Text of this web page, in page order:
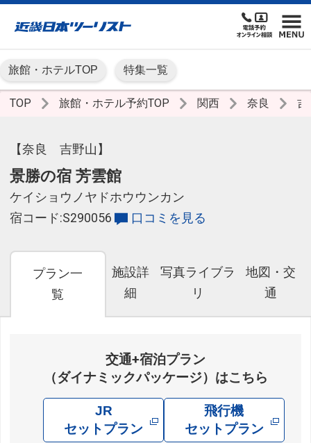
旅館・ホテルTOP 特集一覧
TOP 旅館・ホテル予約TOP 関西 奈良
【奈良 吉野山】
景勝の宿 芳雲館
ケイショウノヤドホウウンカン
宿コード:S290056
口コミを見る
プラン一
覧
施設詳
細
写真ライブラ
リ
地図・交
通
交通+宿泊プラン
（ダイナミックパッケージ）はこちら
JR
セットプラン
飛行機
セットプラン